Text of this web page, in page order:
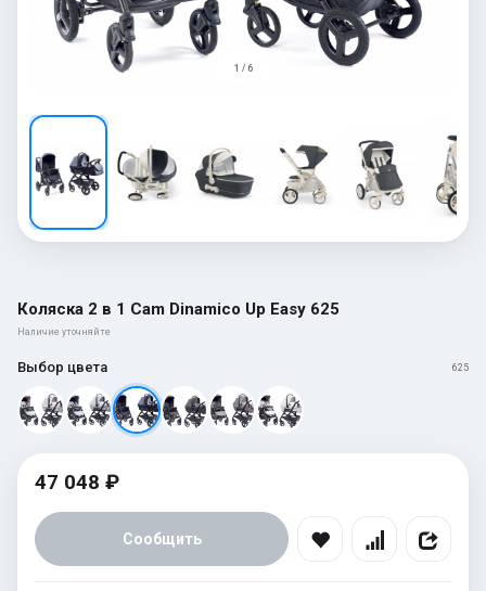
1 / 6
Коляска 2 в 1 Cam Dinamico Up Easy 625
Наличие уточняйте
Выбор цвета 625
47 048 ₽
Сообщить